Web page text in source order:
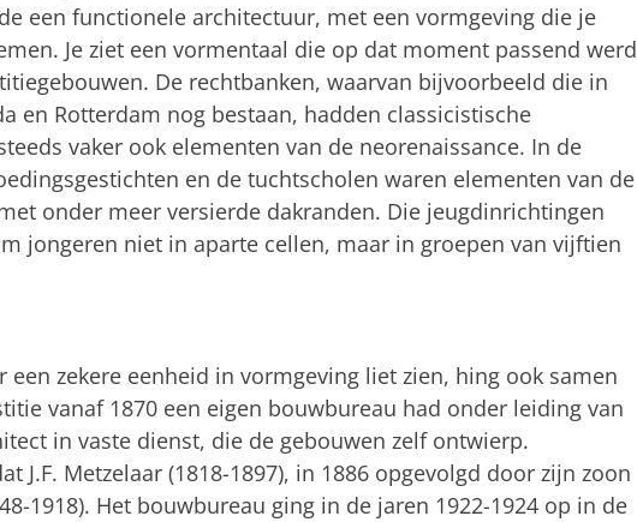
een functionele architectuur, met een vormgeving die je
Je ziet een vormentaal die op dat moment passend werd
De rechtbanken, waarvan bijvoorbeeld die in
en Rotterdam nog bestaan, hadden classicistische
vaker ook elementen van de neorenaissance. In de
en de tuchtscholen waren elementen van de
onder meer versierde dakranden. Die jeugdinrichtingen
jongeren niet in aparte cellen, maar in groepen van vijftien
een zekere eenheid in vormgeving liet zien, hing ook samen
vanaf 1870 een eigen bouwbureau had onder leiding van
in vaste dienst, die de gebouwen zelf ontwierp.
J.F. Metzelaar (1818-1897), in 1886 opgevolgd door zijn zoon
1918). Het bouwbureau ging in de jaren 1922-1924 op in de